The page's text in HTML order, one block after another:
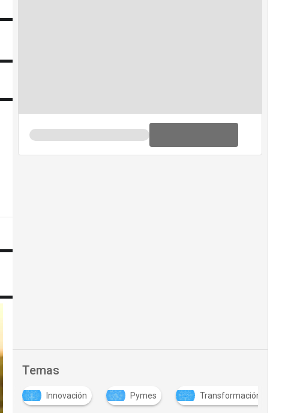
Temas
Innovación Pymes Transformación digital